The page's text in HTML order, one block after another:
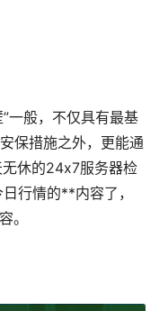
一般，不仅具有最基
保措施之外，更能通
休的24x7服务器检
行情的**内容了，
。